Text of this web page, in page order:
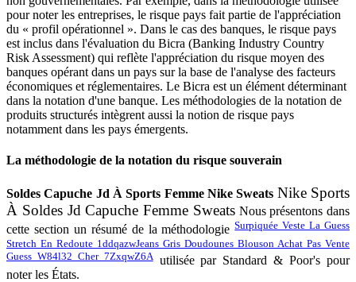
pour noter les entreprises, le risque pays fait partie de l'appréciation
du « profil opérationnel ». Dans le cas des banques, le risque pays
est inclus dans l'évaluation du Bicra (Banking Industry Country
Risk Assessment) qui reflète l'appréciation du risque moyen des
banques opérant dans un pays sur la base de l'analyse des facteurs
économiques et réglementaires. Le Bicra est un élément déterminant
dans la notation d'une banque. Les méthodologies de la notation de
produits structurés intègrent aussi la notion de risque pays
notamment dans les pays émergents.
La méthodologie de la notation du risque souverain
Soldes Capuche Jd À Sports Femme Nike Sweats Nike Sports
À Soldes Jd Capuche Femme SweatsNous présentons dans
cette section un résumé de la méthodologieSurpiquée Veste La Guess
Stretch En Redoute 1ddqazwJeans Gris Doudounes Blouson Achat Pas Vente
Guess W84l32 Cher 7ZxqwZ6Autilisée par Standard & Poor's pour
noter les États.